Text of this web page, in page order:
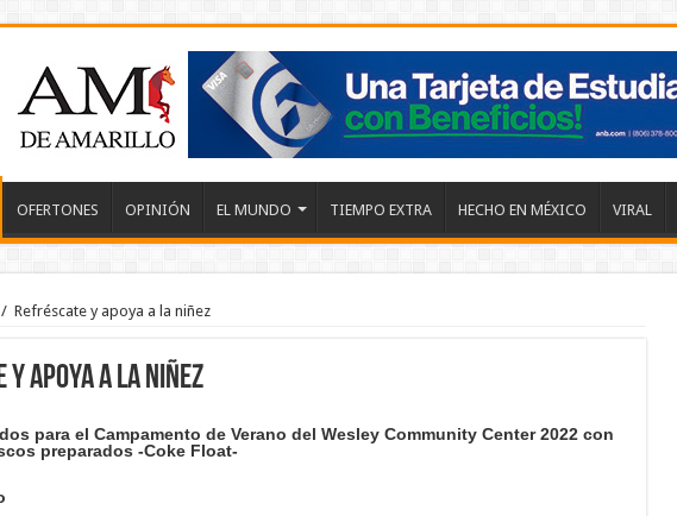
OFERTONES OPINIÓN EL MUNDO TIEMPO EXTRA HECHO EN MÉXICO VIRAL
/ Refréscate y apoya a la niñez
y apoya a la niñez
para el Campamento de Verano del Wesley Community Center 2022 con
preparados -Coke Float-